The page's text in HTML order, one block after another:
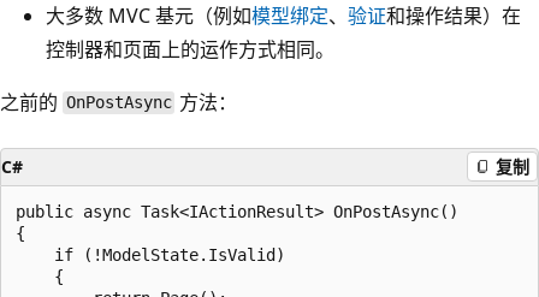
大多数 MVC 基元（例如模型绑定、 验证和操作结果）在
控制器和页面上的运作方式相同。
之前的 OnPostAsync 方法：
C# 复制
public async Task<IActionResult> OnPostAsync()
{
    if (!ModelState.IsValid)
    {